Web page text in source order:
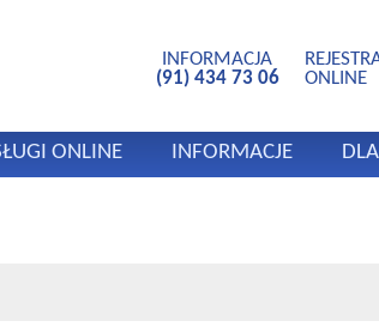
INFORMACJA
(91) 434 73 06
ONLINE
ONLINE INFORMACJE